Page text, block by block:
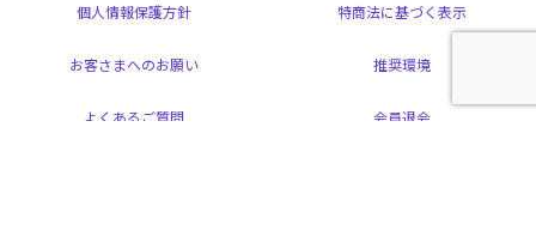
個人情報保護方針 特商法に基づく表示
お客さまへのお願い 推奨環境
よくあるご質問 会員退会